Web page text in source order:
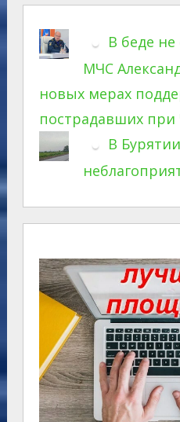
В беде не
МЧС
новых мерах
пострадавших при
В